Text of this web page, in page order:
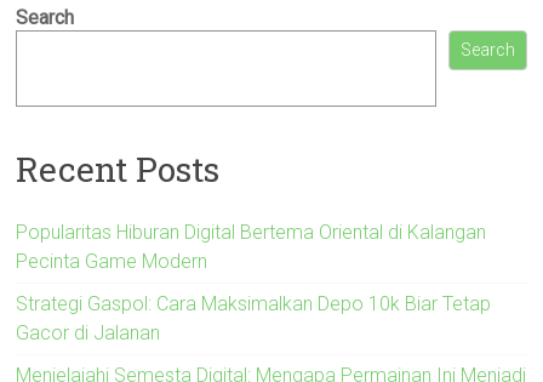
Search
Search
Recent Posts
Popularitas Hiburan Digital Bertema Oriental di Kalangan
Pecinta Game Modern
Strategi Gaspol: Cara Maksimalkan Depo 10k Biar Tetap
Gacor di Jalanan
Menjelajahi Semesta Digital: Mengapa Permainan Ini Menjadi